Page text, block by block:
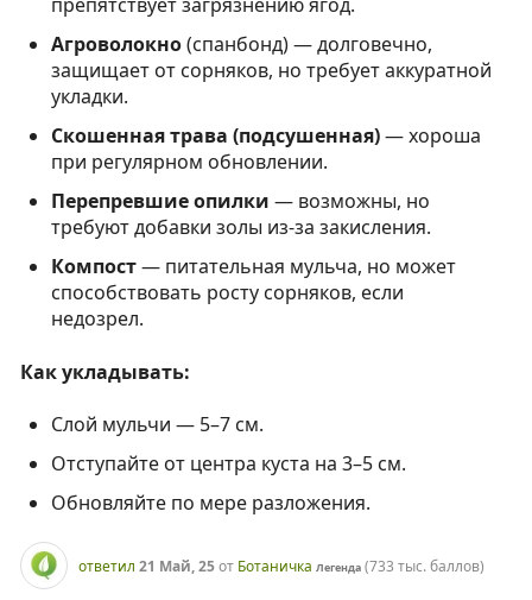
Агроволокно(спанбонд) — долговечно,
защищает от сорняков, но требует аккуратной
укладки.
Скошенная трава (подсушенная)— хороша
при регулярном обновлении.
Перепревшие опилки — возможны, но
требуют добавки золы из-за закисления.
Компост— питательная мульча, но может
способствовать росту сорняков, если
недозрел.
Как укладывать:
Слой мульчи — 5–7 см.
Отступайте от центра куста на 3–5 см.
Обновляйте по мере разложения.
ответил 21 Май, 25от Ботаничка Легенда (733 тыс.баллов)